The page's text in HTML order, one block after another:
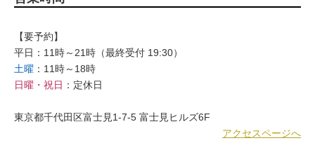
【要予約】
平日：11時～21時（最終受付 19:30）
土曜 ：11時～18時
日曜・祝日 ：定休日
東京都千代田区富士見1-7-5 富士見ヒルズ6F
アクセスページへ